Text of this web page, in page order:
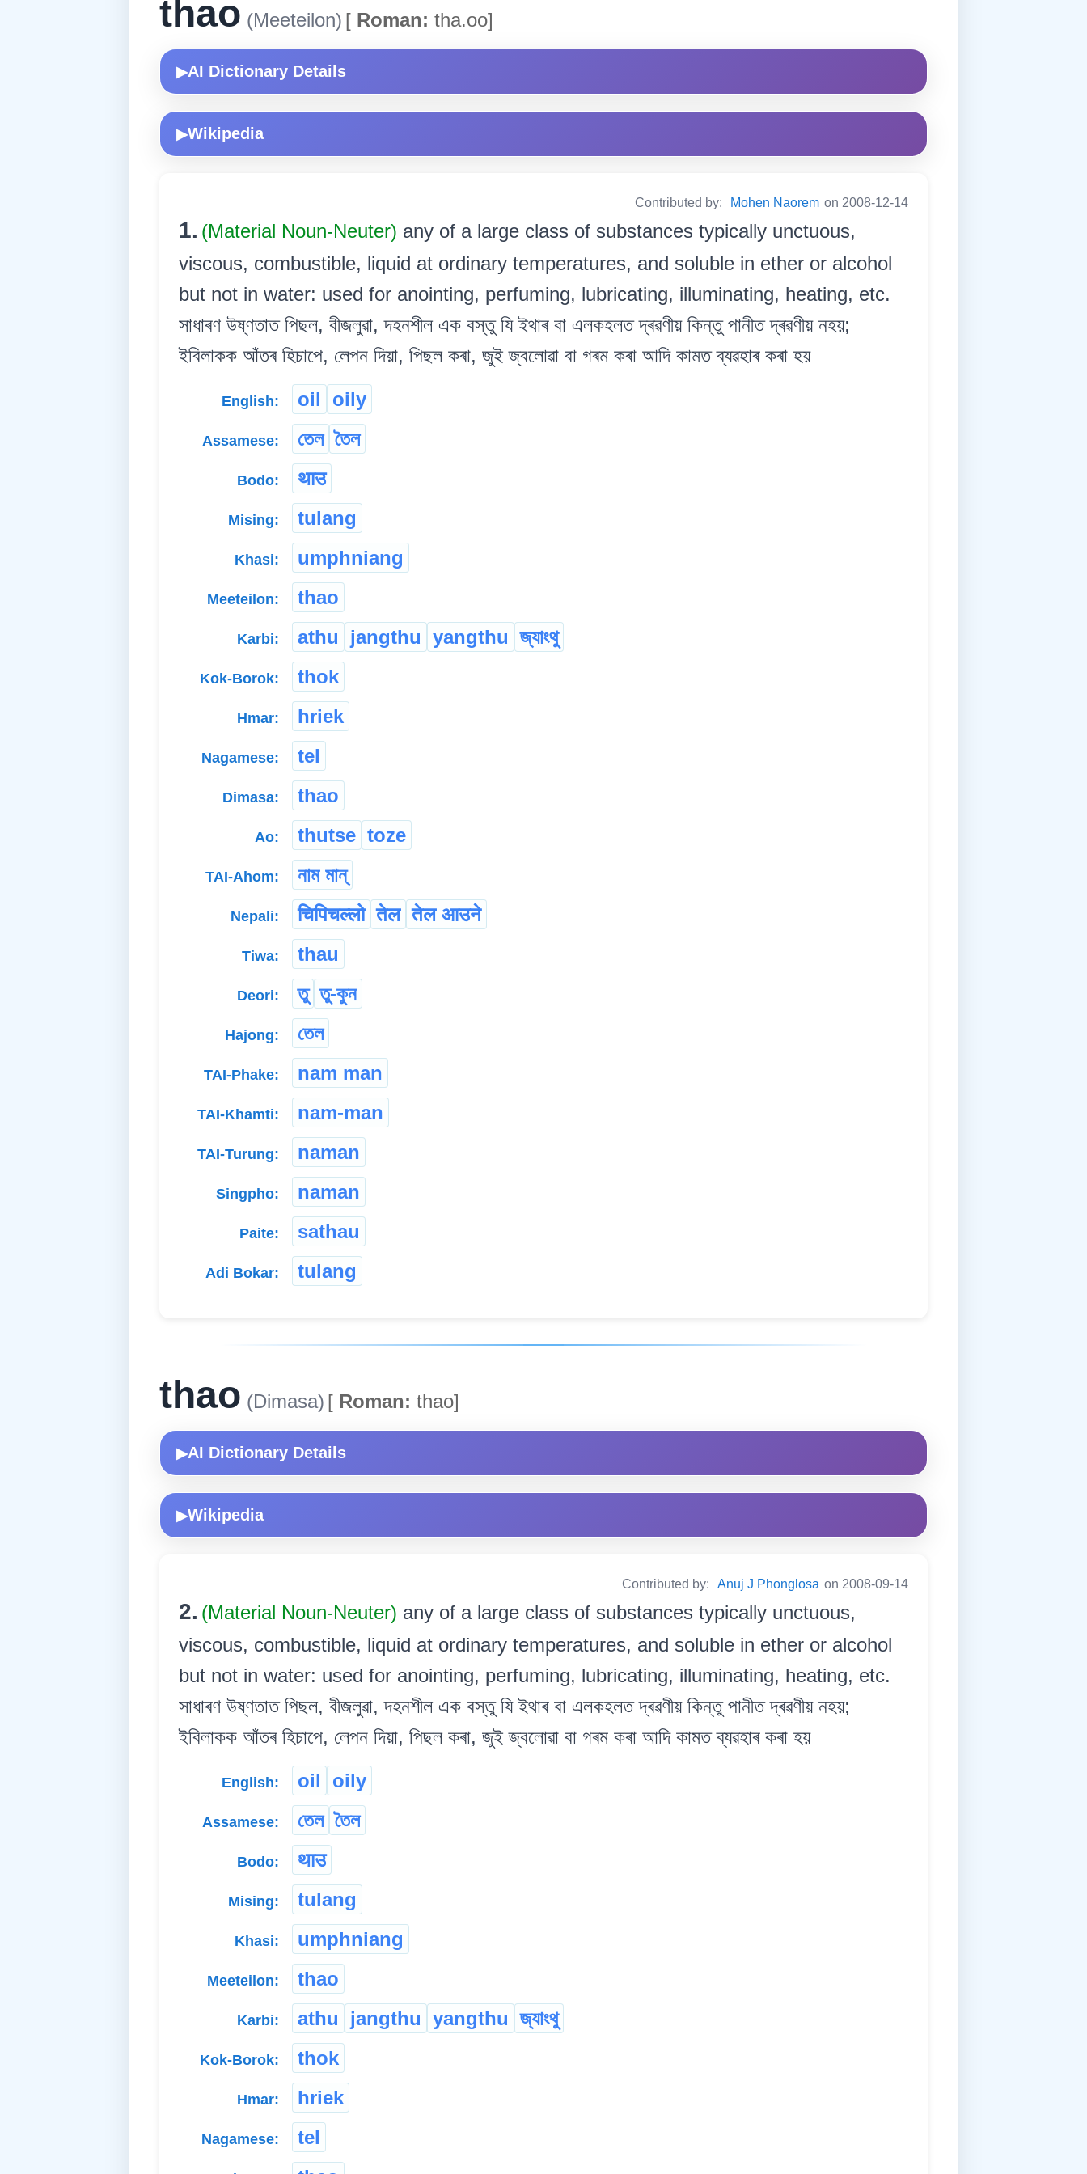
thao (Meeteilon) [ Roman: tha.oo]
▶AI Dictionary Details
▶Wikipedia
Contributed by: Mohen Naorem on 2008-12-14
1. (Material Noun-Neuter) any of a large class of substances typically unctuous,
viscous, combustible, liquid at ordinary temperatures, and soluble in ether or alcohol
but not in water: used for anointing, perfuming, lubricating, illuminating, heating, etc.
সাধাৰণ উষ্ণতাত পিছল, বীজলুৱা, দহনশীল এক বস্তু যি ইথাৰ বা এলকহলত দ্ৰৱণীয় কিন্তু পানীত দ্ৰৱণীয় নহয়;
ইবিলাকক আঁতৰ হিচাপে, লেপন দিয়া, পিছল কৰা, জুই জ্বলোৱা বা গৰম কৰা আদি কামত ব্যৱহাৰ কৰা হয়
English: oil oily
Assamese: তেল তৈল
Bodo: थाउ
Mising: tulang
Khasi: umphniang
Meeteilon: thao
Karbi: athu jangthu yangthu জ্যাংথু
Kok-Borok: thok
Hmar: hriek
Nagamese: tel
Dimasa: thao
Ao: thutse toze
TAI-Ahom: নাম মান্
Nepali: चिपिचल्लो तेल तेल आउने
Tiwa: thau
Deori: তু তু-কুন
Hajong: তেল
TAI-Phake: nam man
TAI-Khamti: nam-man
TAI-Turung: naman
Singpho: naman
Paite: sathau
Adi Bokar: tulang
thao (Dimasa) [ Roman: thao]
▶AI Dictionary Details
▶Wikipedia
Contributed by: Anuj J Phonglosa on 2008-09-14
2. (Material Noun-Neuter) any of a large class of substances typically unctuous,
viscous, combustible, liquid at ordinary temperatures, and soluble in ether or alcohol
but not in water: used for anointing, perfuming, lubricating, illuminating, heating, etc.
সাধাৰণ উষ্ণতাত পিছল, বীজলুৱা, দহনশীল এক বস্তু যি ইথাৰ বা এলকহলত দ্ৰৱণীয় কিন্তু পানীত দ্ৰৱণীয় নহয়;
ইবিলাকক আঁতৰ হিচাপে, লেপন দিয়া, পিছল কৰা, জুই জ্বলোৱা বা গৰম কৰা আদি কামত ব্যৱহাৰ কৰা হয়
English: oil oily
Assamese: তেল তৈল
Bodo: थाउ
Mising: tulang
Khasi: umphniang
Meeteilon: thao
Karbi: athu jangthu yangthu জ্যাংথু
Kok-Borok: thok
Hmar: hriek
Nagamese: tel